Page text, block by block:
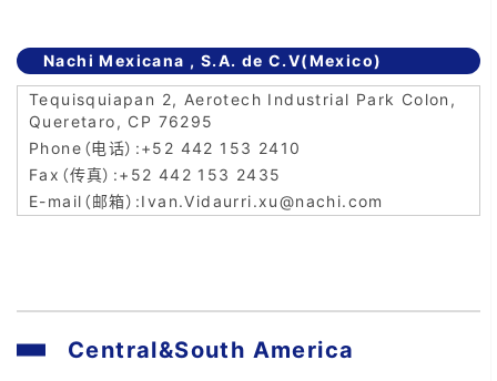
Nachi Mexicana , S.A. de C.V(Mexico)
Tequisquiapan 2, Aerotech Industrial Park Colon,
Queretaro, CP 76295
+52 442 153 2410
+52 442 153 2435
Ivan.Vidaurri.xu@nachi.com
Central&South America